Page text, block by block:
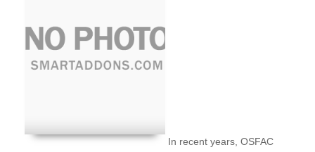
In recent years, OSFAC